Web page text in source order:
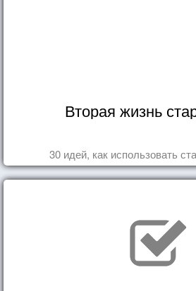
Вторая жизнь
30 идей, как использовать